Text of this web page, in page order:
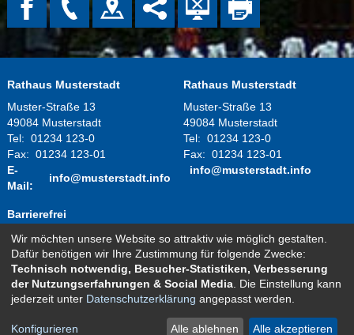
Rathaus Musterstadt
Muster-Straße 13
49084 Musterstadt
Tel: 01234 123-0
Fax: 01234 123-01
E-
Mail:
info@musterstadt.info
Rathaus Musterstadt
Muster-Straße 13
49084 Musterstadt
Tel: 01234 123-0
Fax: 01234 123-01
info@musterstadt.info
Montag - Donnerstag:
08.00 Uhr - 12.00 Uhr
14.00 Uhr - 16.00 Uhr
Freitag:
08.00 Uhr - 12.00 Uhr
und nach telefonischer Vereinbarung
Impressum Datenschutz Sitemap
Barrierefrei
Wir möchten unsere Website so attraktiv wie möglich gestalten.
Dafür benötigen wir Ihre Zustimmung für folgende Zwecke:
Technisch notwendig, Besucher-Statistiken, Verbesserung
der Nutzungserfahrungen & Social Media . Die Einstellung kann
jederzeit unter Datenschutzerklärung angepasst werden.
Konfigurieren Alle ablehnen Alle akzeptieren